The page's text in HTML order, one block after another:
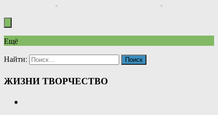
Ещё
Найти:
ЖИЗНИ ТВОРЧЕСТВО